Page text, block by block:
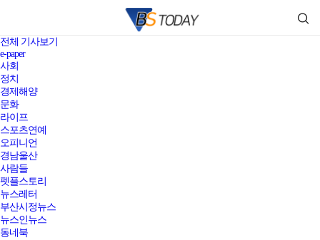
전체 기사보기
e-paper
사회
정치
경제해양
문화
라이프
스포츠연예
오피니언
경남울산
사람들
펫플스토리
뉴스레터
부산시정뉴스
뉴스인뉴스
동네북